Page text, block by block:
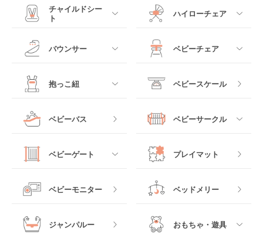
すべて
レギュラーサイズベビ
ベッドインベッド
クーファン
マットレス・布団
ベビーベッドその他
すべて
ベビーカーその他
チャイルドシー
ト
すべて
ジュニアシート
チャイルドシートその
他
ハイローチェア
すべて
バウンサー
すべて
ロッキングタイプ
ベビーチェア
すべて
テーブルチェア
抱っこ紐
すべて
ヒップシート
抱っこ紐その他
ベビースケール
ベビーバス ベビーサークル
すべて
木製
ベビーゲート
すべて
プレイマット
ベビーモニター ベッドメリー
ジャンパルー おもちゃ・遊具